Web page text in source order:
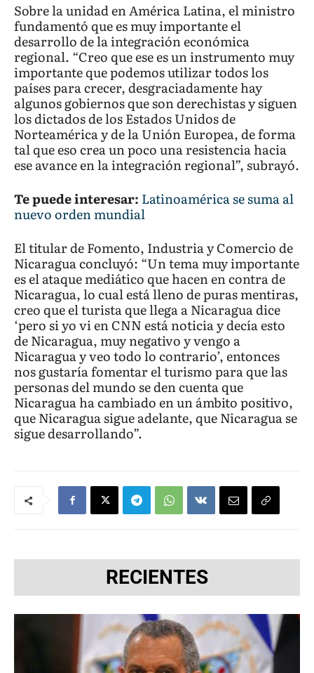
Sobre la unidad en América Latina, el ministro
fundamentó que es muy importante el
desarrollo de la integración económica
regional. “Creo que ese es un instrumento muy
importante que podemos utilizar todos los
países para crecer, desgraciadamente hay
algunos gobiernos que son derechistas y siguen
los dictados de los Estados Unidos de
Norteamérica y de la Unión Europea, de forma
tal que eso crea un poco una resistencia hacia
ese avance en la integración regional”, subrayó.
Te puede interesar: Latinoamérica se suma al
nuevo orden mundial
El titular de Fomento, Industria y Comercio de
Nicaragua concluyó: “Un tema muy importante
es el ataque mediático que hacen en contra de
Nicaragua, lo cual está lleno de puras mentiras,
creo que el turista que llega a Nicaragua dice
‘pero si yo vi en CNN está noticia y decía esto
de Nicaragua, muy negativo y vengo a
Nicaragua y veo todo lo contrario’, entonces
nos gustaría fomentar el turismo para que las
personas del mundo se den cuenta que
Nicaragua ha cambiado en un ámbito positivo,
que Nicaragua sigue adelante, que Nicaragua se
sigue desarrollando”.
RECIENTES